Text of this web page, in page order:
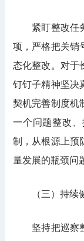
紧盯整改任务
项，严格把关销
态化整改。对于
钉钉子精神坚决
契机完善制度机
一个问题整改
制，从根源上预
量发展的瓶颈问
（三）持续健
坚持把巡察整